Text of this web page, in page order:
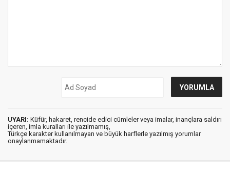
UYARI: Küfür, hakaret, rencide edici cümleler veya imalar, inançlara saldırı
içeren, imla kuralları ile yazılmamış,
Türkçe karakter kullanılmayan ve büyük harflerle yazılmış yorumlar
onaylanmamaktadır.